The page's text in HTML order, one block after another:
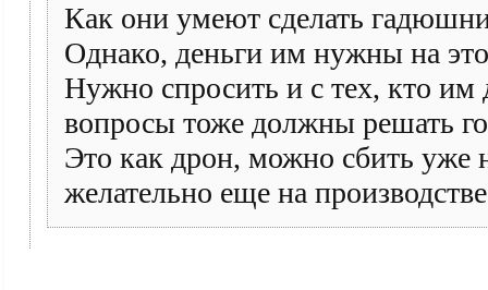
Как они умеют сделать
Однако, деньги им нужны на
Нужно спросить и с тех, кто
вопросы тоже должны решать
Это как дрон, можно сбить уже
желательно еще на